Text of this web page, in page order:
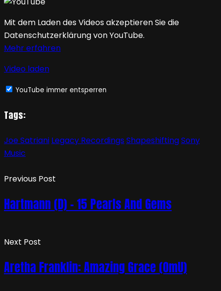
Mit dem Laden des Videos akzeptieren Sie die
Datenschutzerklärung von YouTube.
Mehr erfahren
Video laden
YouTube immer entsperren
Tags:
Joe Satriani Legacy Recordings ShapeshiftingSony
Music
Previous Post
Hartmann (D) – 15 Pearls And Gems
Next Post
Aretha Franklin: Amazing Grace (OmU)